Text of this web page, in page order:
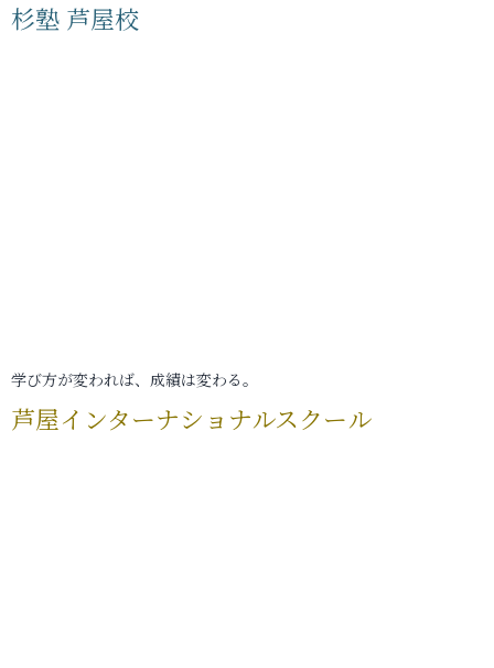
杉塾 芦屋校
学び方が変われば、成績は変わる。
芦屋インターナショナルスクール